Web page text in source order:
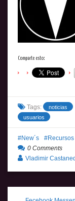
Comparte esto:
Tags: noticias
usuarios
New´s
Recursos
0 Comments
Vladimir